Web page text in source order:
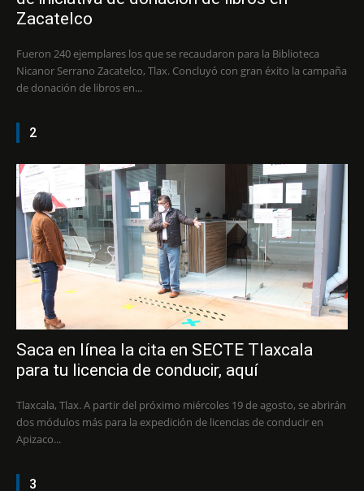
Zacatelco
Fueron 240 ejemplares los que se recaudaron para la Biblioteca
Nicanor Serrano Zacatelco, Tlax. Concluyó con gran éxito la campaña
de donación de libros en...
2
Saca en línea la cita en SECTE Tlaxcala
para tu licencia de conducir, aquí
Tlaxcala, Tlax. A partir del próximo miércoles 19 de agosto, se abrirán
dos módulos más para la expedición de licencias de conducir en
Apizaco...
3